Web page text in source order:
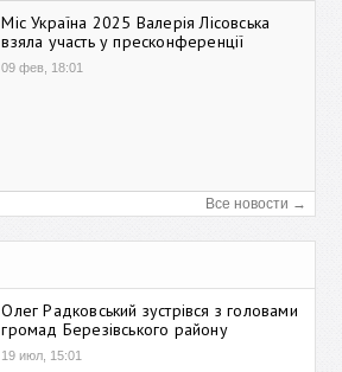
Міс Україна 2025 Валерія Лісовська
взяла участь у пресконференції
09 фев, 18:01
Все новости →
Олег Радковський зустрівся з головами
громад Березівського району
19 июл, 15:01